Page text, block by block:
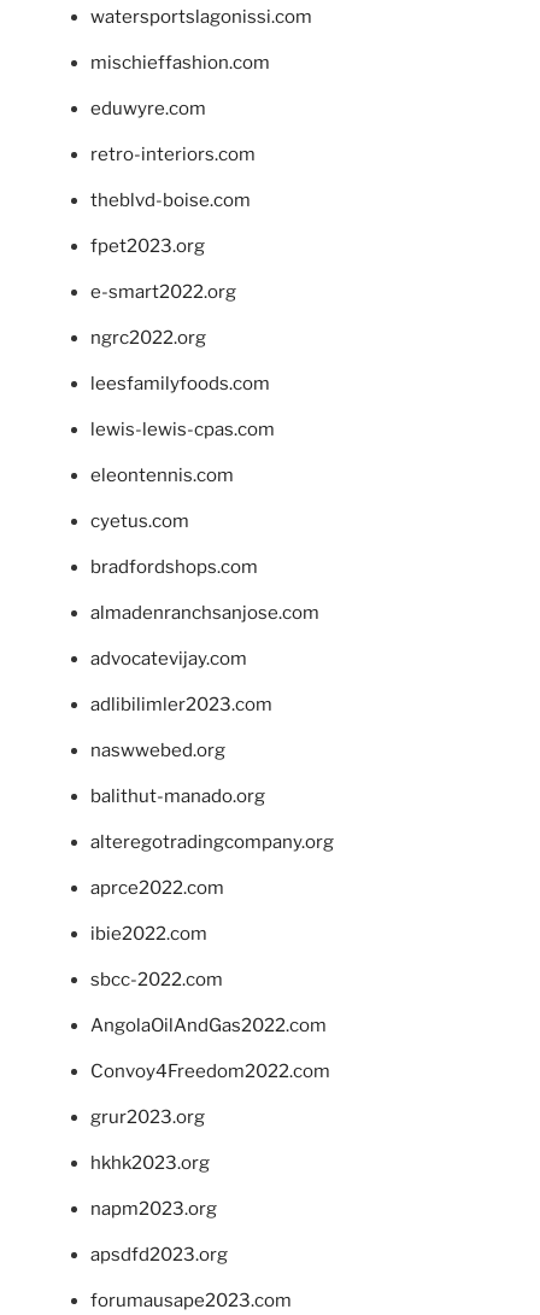
watersportslagonissi.com
mischieffashion.com
eduwyre.com
retro-interiors.com
theblvd-boise.com
fpet2023.org
e-smart2022.org
ngrc2022.org
leesfamilyfoods.com
lewis-lewis-cpas.com
eleontennis.com
cyetus.com
bradfordshops.com
almadenranchsanjose.com
advocatevijay.com
adlibilimler2023.com
naswwebed.org
balithut-manado.org
alteregotradingcompany.org
aprce2022.com
ibie2022.com
sbcc-2022.com
AngolaOilAndGas2022.com
Convoy4Freedom2022.com
grur2023.org
hkhk2023.org
napm2023.org
apsdfd2023.org
forumausape2023.com